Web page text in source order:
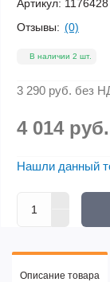
Артикул: 1176428
Отзывы: (0)
В наличии 2 шт.
3 290 руб. без
4 014 руб.
Нашли данный
Описание товара